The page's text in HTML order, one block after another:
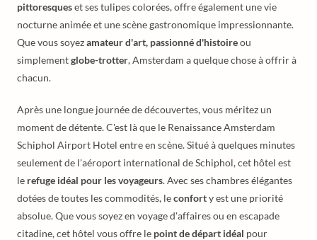
pittoresqueset ses tulipes colorées, offre également une vie
nocturne animée et une scène gastronomique impressionnante.
Que vous soyezamateur d'art, passionné d'histoireou
simplementglobe-trotter, Amsterdam a quelque chose à offrir à
chacun.
Après une longue journée de découvertes, vous méritez un
moment de détente. C'est là que le Renaissance Amsterdam
Schiphol Airport Hotel entre en scène. Situé à quelques minutes
seulement de l'aéroport international de Schiphol, cet hôtel est
le refuge idéal pour les voyageurs. Avec ses chambres élégantes
dotées de toutes les commodités, leconforty est une priorité
absolue. Que vous soyez en voyage d'affaires ou en escapade
citadine, cet hôtel vous offre le point de départ idéal pour